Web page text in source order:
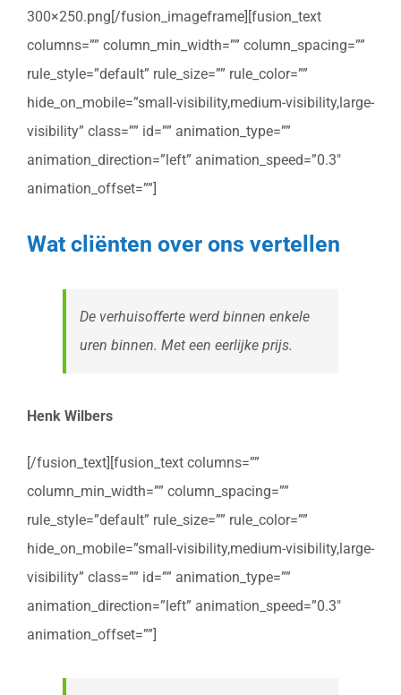
300×250.png[/fusion_imageframe][fusion_text
columns=”” column_min_width=”” column_spacing=””
rule_style=”default” rule_size=”” rule_color=””
hide_on_mobile=”small-visibility,medium-visibility,large-
visibility” class=”” id=”” animation_type=””
animation_direction=”left” animation_speed=”0.3″
animation_offset=””]
Wat cliënten over ons vertellen
De verhuisofferte werd binnen enkele
uren binnen. Met een eerlijke prijs.
Henk Wilbers
[/fusion_text][fusion_text columns=””
column_min_width=”” column_spacing=””
rule_style=”default” rule_size=”” rule_color=””
hide_on_mobile=”small-visibility,medium-visibility,large-
visibility” class=”” id=”” animation_type=””
animation_direction=”left” animation_speed=”0.3″
animation_offset=””]